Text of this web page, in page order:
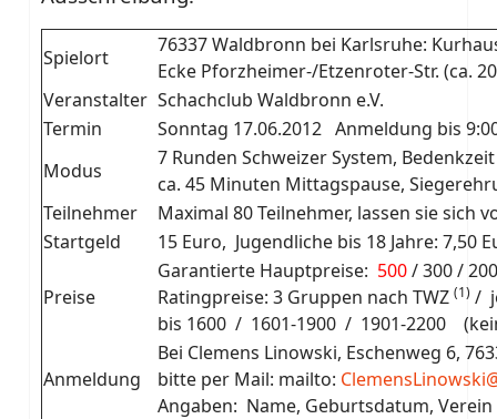
Spielort
76337 Waldbronn bei Karlsruhe:
Ecke Pforzheimer-/Etzenroter-Str. (ca.
Veranstalter Schachclub Waldbronn e.V.
Termin
Sonntag 17.06.2012 Anmeldung bis
Modus
7 Runden Schweizer System,
ca. 45 Minuten Mittagspause,
Teilnehmer
Maximal 80 Teilnehmer, lassen sie sich
Startgeld
15 Euro, Jugendliche bis 18 Jahre: 7,50
Preise
Garantierte Hauptpreise: 500/ 300 /
Ratingpreise: 3 Gruppen nach TWZ(1) /
bis 1600 / 1601-1900 / 1901-2200
Anmeldung
Bei Clemens Linowski, Eschenweg 6,
bitte per Mail: mailto:
Angaben: Name, Geburtsdatum, Verein